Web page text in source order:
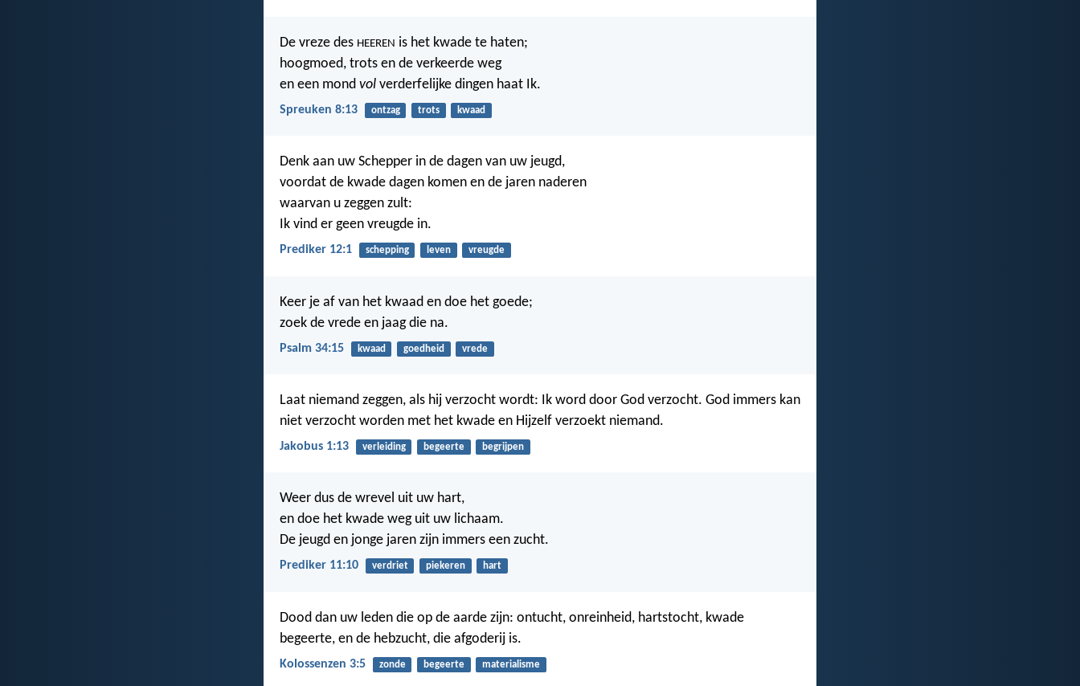
De vreze des HEEREN is het kwade te haten;
hoogmoed, trots en de verkeerde weg
en een mond vol verderfelijke dingen haat Ik.
Spreuken 8:13 ontzag trots kwaad
Denk aan uw Schepper in de dagen van uw jeugd,
voordat de kwade dagen komen en de jaren naderen
waarvan u zeggen zult:
Ik vind er geen vreugde in.
Prediker 12:1 schepping leven vreugde
Keer je af van het kwaad en doe het goede;
zoek de vrede en jaag die na.
Psalm 34:15 kwaad goedheid vrede
Laat niemand zeggen, als hij verzocht wordt: Ik word door God verzocht. God immers kan
niet verzocht worden met het kwade en Hijzelf verzoekt niemand.
Jakobus 1:13 verleiding begeerte begrijpen
Weer dus de wrevel uit uw hart,
en doe het kwade weg uit uw lichaam.
De jeugd en jonge jaren zijn immers een zucht.
Prediker 11:10 verdriet piekeren hart
Dood dan uw leden die op de aarde zijn: ontucht, onreinheid, hartstocht, kwade
begeerte, en de hebzucht, die afgoderij is.
Kolossenzen 3:5 zonde begeerte materialisme